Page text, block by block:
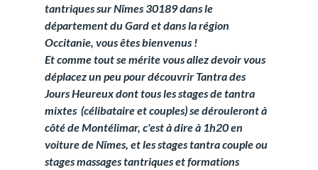
tantriques sur Nîmes 30189 dans le
département du Gard et dans la région
Occitanie, vous êtes bienvenus !
Et comme tout se mérite vous allez devoir vous
déplacez un peu pour découvrir Tantra des
Jours Heureux dont tous les stages de tantra
mixtes  (célibataire et couples) se dérouleront à
côté de Montélimar, c'est à dire à 1h20 en
voiture de Nîmes, et les stages tantra couple ou
stages massages tantriques et formations